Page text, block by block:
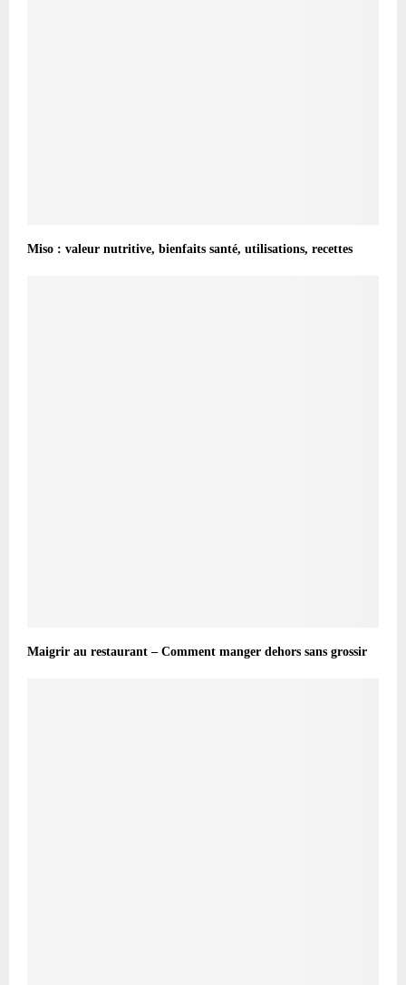
Miso : valeur nutritive, bienfaits santé, utilisations, recettes
Maigrir au restaurant – Comment manger dehors sans grossir